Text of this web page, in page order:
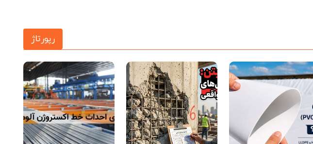
رپورتاژ